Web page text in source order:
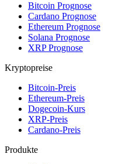
Bitcoin Prognose
Cardano Prognose
Ethereum Prognose
Solana Prognose
XRP Prognose
Kryptopreise
Bitcoin-Preis
Ethereum-Preis
Dogecoin-Kurs
XRP-Preis
Cardano-Preis
Produkte